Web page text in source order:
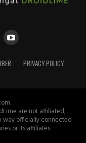
PRIVACY POLICY
are not affiliated,
way officially connected
or its affiliates.